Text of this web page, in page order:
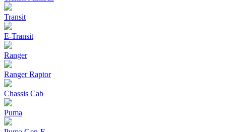
Transit
E-Transit
Ranger
Ranger Raptor
Chassis Cab
Puma